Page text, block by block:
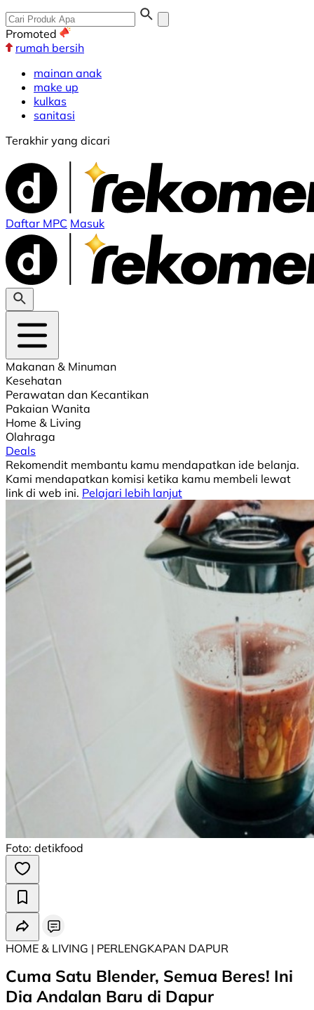
Promoted
rumah bersih
mainan anak
make up
kulkas
sanitasi
Terakhir yang dicari
Daftar MPC Masuk
Makanan & Minuman
Kesehatan
Perawatan dan Kecantikan
Pakaian Wanita
Home & Living
Olahraga
Deals
Rekomendit membantu kamu mendapatkan ide belanja.
Kami mendapatkan komisi ketika kamu membeli lewat
link di web ini. Pelajari lebih lanjut
Foto: detikfood
HOME & LIVING | PERLENGKAPAN DAPUR
Cuma Satu Blender, Semua Beres! Ini
Dia Andalan Baru di Dapur